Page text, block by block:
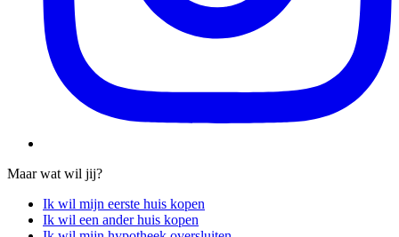
Maar wat wil jij?
Ik wil mijn eerste huis kopen
Ik wil een ander huis kopen